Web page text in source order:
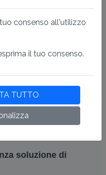
è sicuro che il
effettivamente da te
identificare l'autore di un
assicurandosi che il
dall'azienda prevista.
soluzione di
consenso all'utilizzo
il tuo consenso.
TUTTO